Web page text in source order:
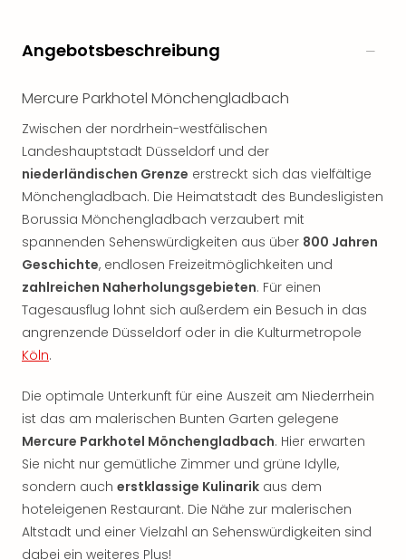
Angebotsbeschreibung
Mercure Parkhotel Mönchengladbach
Zwischen der nordrhein-westfälischen
Landeshauptstadt Düsseldorf und der
niederländischen Grenze erstreckt sich das vielfältige
Mönchengladbach. Die Heimatstadt des Bundesligisten
Borussia Mönchengladbach verzaubert mit
spannenden Sehenswürdigkeiten aus über 800 Jahren
Geschichte, endlosen Freizeitmöglichkeiten und
zahlreichen Naherholungsgebieten. Für einen
Tagesausflug lohnt sich außerdem ein Besuch in das
angrenzende Düsseldorf oder in die Kulturmetropole
Köln.
Die optimale Unterkunft für eine Auszeit am Niederrhein
ist das am malerischen Bunten Garten gelegene
Mercure Parkhotel Mönchengladbach. Hier erwarten
Sie nicht nur gemütliche Zimmer und grüne Idylle,
sondern auch erstklassige Kulinarik aus dem
hoteleigenen Restaurant. Die Nähe zur malerischen
Altstadt und einer Vielzahl an Sehenswürdigkeiten sind
dabei ein weiteres Plus!